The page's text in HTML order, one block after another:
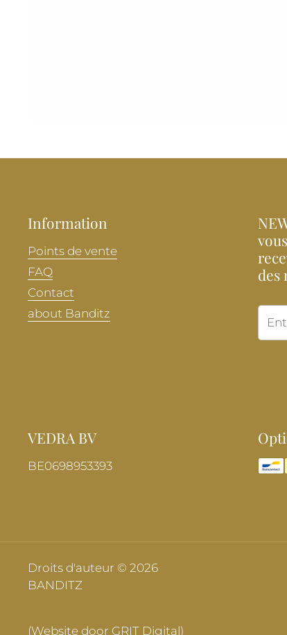
Information
Points de vente
FAQ
Contact
about Banditz
des
VEDRA BV
BE0698953393
Droits d'auteur © 2026
BANDITZ
(Website door GRIT Digital)